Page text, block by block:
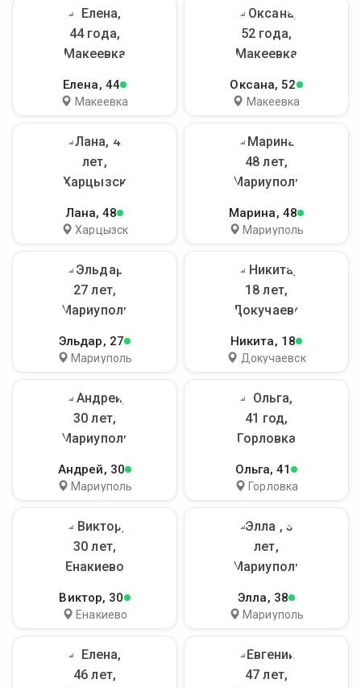
Елена, 44
Макеевка
Оксана, 52
Макеевка
Лана, 48
Харцызск
Марина, 48
Мариуполь
Эльдар, 27
Мариуполь
Никита, 18
Докучаевск
Андрей, 30
Мариуполь
Ольга, 41
Горловка
Виктор, 30
Енакиево
Элла, 38
Мариуполь